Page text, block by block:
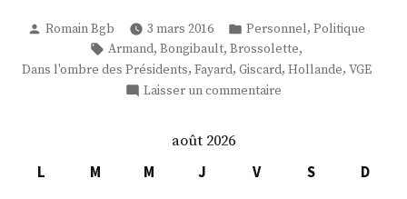
Publié
Romain Bgb 3 mars 2016
Publié
dans
Personnel, Politique
Étiquettes :
Armand, Bongibault, Brossolette,
Dans l'ombre des Présidents, Fayard, Giscard, Hollande, VGE
Laisser un commentaire
août 2026
L
M M J V S
D